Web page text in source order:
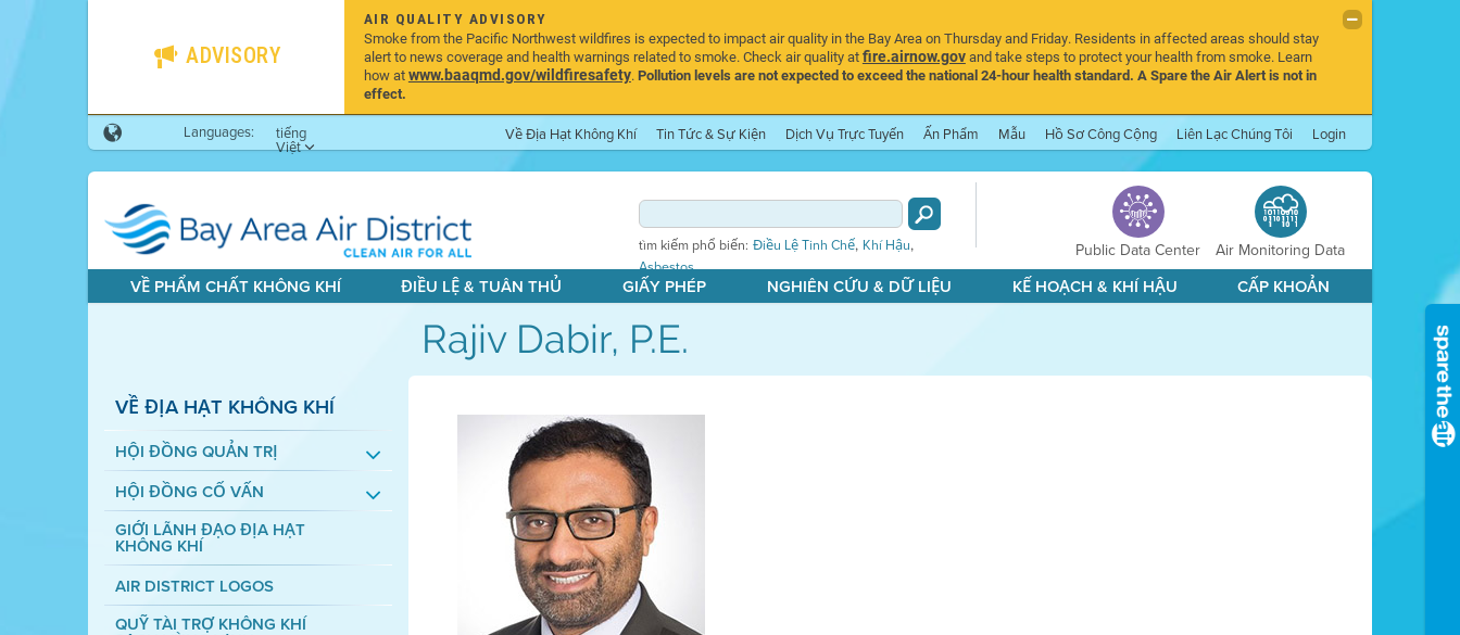
ADVISORY
AIR QUALITY ADVISORY
Smoke from the Pacific Northwest wildfires is expected to impact air quality in the Bay Area on Thursday and Friday. Residents in affected areas should stay
alert to news coverage and health warnings related to smoke. Check air quality atfire.airnow.govand take steps to protect your health from smoke. Learn
how atwww.baaqmd.gov/wildfiresafety.Pollution levels are not expected to exceed the national 24-hour health standard. A Spare the Air Alert is not in
effect.
Languages: tiếng
Việt
Về Địa Hạt Không Khí Tin Tức & Sự Kiện Dịch Vụ Trực Tuyến Ấn Phẩm Mẫu Hồ Sơ Công Cộng Liên Lạc Chúng Tôi Login
tìm kiếm phổ biến: Điều Lệ Tinh Chế, Khí Hậu,
Asbestos
Public Data Center Air Monitoring Data
VỀ PHẨM CHẤT KHÔNG KHÍ ĐIỀU LỆ & TUÂN THỦ GIẤY PHÉP NGHIÊN CỨU & DỮ LIỆU KẾ HOẠCH & KHÍ HẬU CẤP KHOẢN
Rajiv Dabir, P.E.
VỀ ĐỊA HẠT KHÔNG KHÍ
HỘI ĐỒNG QUẢN TRỊ
HỘI ĐỒNG CỐ VẤN
GIỚI LÃNH ĐẠO ĐỊA HẠT
KHÔNG KHÍ
AIR DISTRICT LOGOS
QUỸ TÀI TRỢ KHÔNG KHÍ